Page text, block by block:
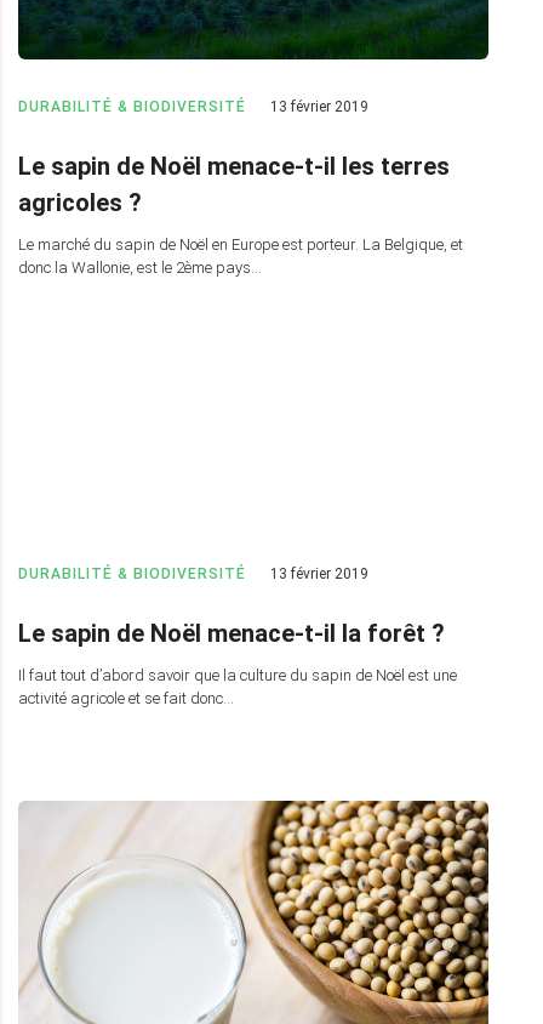
DURABILITÉ & BIODIVERSITÉ 13 février 2019
Le sapin de Noël menace-t-il les terres
agricoles ?
Le marché du sapin de Noël en Europe est porteur. La Belgique, et
donc la Wallonie, est le 2ème pays…
DURABILITÉ & BIODIVERSITÉ 13 février 2019
Le sapin de Noël menace-t-il la forêt ?
Il faut tout d’abord savoir que la culture du sapin de Noël est une
activité agricole et se fait donc…